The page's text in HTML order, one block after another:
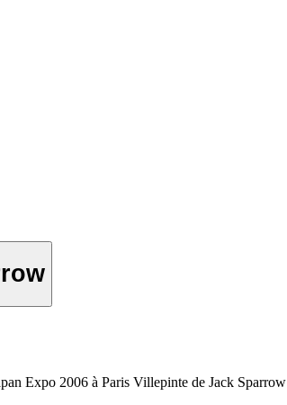
Expo 2006 à Paris Villepinte de Jack Sparrow